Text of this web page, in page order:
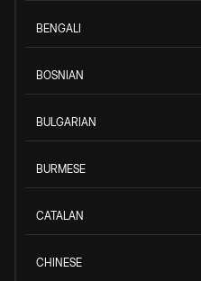
BENGALI
BOSNIAN
BULGARIAN
BURMESE
CATALAN
CHINESE